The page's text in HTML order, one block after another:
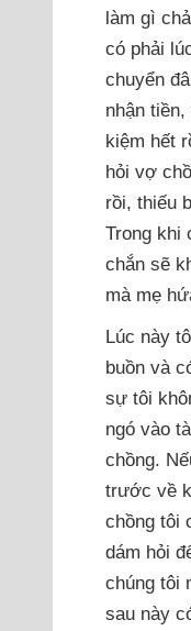
làm gì
có phải
chuyển
nhận
kiệm hết
hỏi vợ
rồi, thiếu
Trong khi
chắn sẽ
mà mẹ
Lúc này
buồn và
sự tôi
ngó vào
chồng.
trước về
chồng tôi
dám hỏi
chúng tôi
sau này